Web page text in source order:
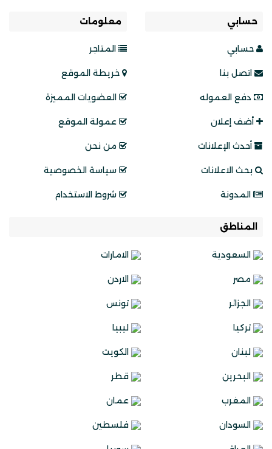
حسابي
حسابي
اتصل بنا
دفع العموله
أضف إعلان
أحدث الإعلانات
بحث الاعلانات
المدونة
معلومات
المتاجر
خريطة الموقع
العضويات المميزة
عمولة الموقع
من نحن
سياسة الخصوصية
شروط الاستخدام
المناطق
السعودية الامارات
مصر الاردن
الجزائر تونس
تركيا ليبيا
لبنان الكويت
البحرين قطر
المغرب عمان
السودان فلسطين